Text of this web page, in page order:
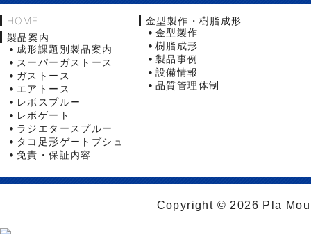
HOME
製品案内
成形課題別製品案内
スーパーガストース
ガストース
エアトース
レボスプルー
レボゲート
ラジエタースプルー
タコ足形ゲートブシュ
免責・保証内容
金型製作・樹脂成形
金型製作
樹脂成形
製品事例
設備情報
品質管理体制
Copyright © 2026 Pla